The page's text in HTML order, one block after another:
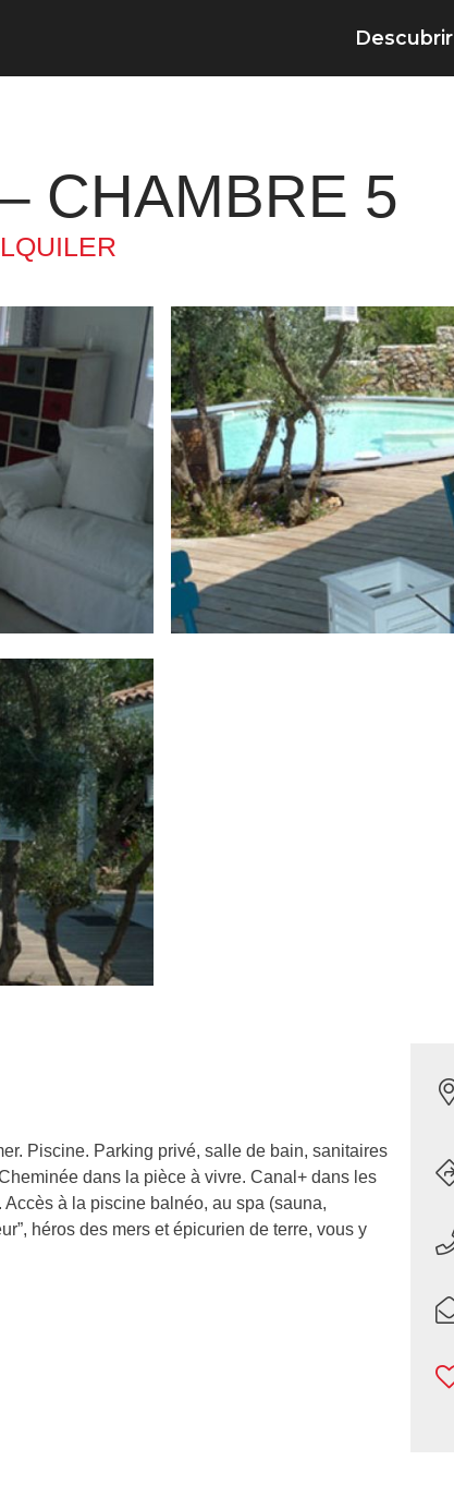
Descubrir
CHAMBRE 5
Piscine. Parking privé, salle de bain, sanitaires
dans la pièce à vivre. Canal+ dans les
à la piscine balnéo, au spa (sauna,
héros des mers et épicurien de terre, vous y